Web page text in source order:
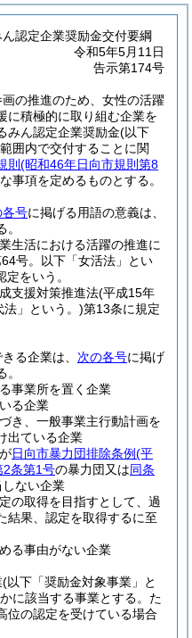
認定企業奨励金交付要綱
令和5年5月11日
告示第174号
の推進のため、女性の活躍
に積極的に取り組む企業を
みん認定企業奨励金(以下
囲内で交付することに関
則 (昭和46年日向市規則第8
事項を定めるものとする。
各号に掲げる用語の意義は、
生活における活躍の推進に
号。以下「女活法」とい
をいう。
支援対策推進法(平成15年
」という。)第13条に規定
る企業は、 次の各号に掲げ
事業所を置く企業
る企業
き、一般事業主行動計画を
出ている企業
日向市暴力団排除条例(平
2条第1号の暴力団又は同条
ない企業
の取得を目指すとして、過
結果、認定を取得するに至
る事由がない企業
(以下「奨励金対象事業」と
に該当する事業とする。 た
位の認定を受けている場合